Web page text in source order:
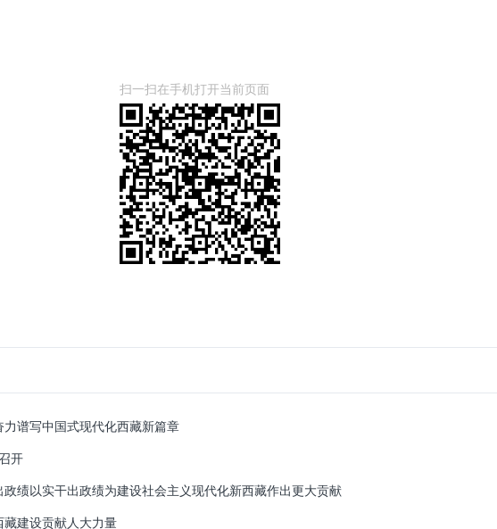
扫一扫在手机打开当前页面
力谱写中国式现代化西藏新篇章
开
绩以实干出政绩为建设社会主义现代化新西藏作出更大贡献
建设贡献人大力量